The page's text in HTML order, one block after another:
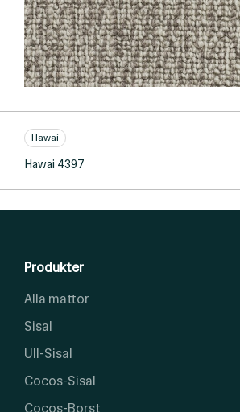
Hawai
Hawai 4397
Produkter
Alla mattor
Sisal
Ull-Sisal
Cocos-Sisal
Cocos-Borst